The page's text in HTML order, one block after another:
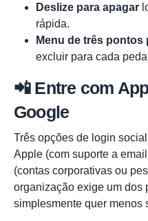
Deslize para apagar
rápida.
Menu de três pontos
excluir para cada
📲 Entre com
Google
Três opções de login
Apple (com suporte a
(contas corporativas ou
organização exige um dos
simplesmente quer menos